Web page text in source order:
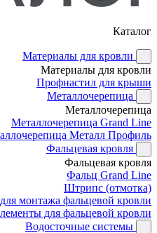
Каталог
Материалы для кровли
Материалы для кровли
Профнастил для крыши
Металлочерепица
Металлочерепица
Металлочерепица Grand Line
Металл Профиль
Фальцевая кровля
Фальцевая кровля
Фальц Grand Line
Штрипс (отмотка)
монтажа фальцевой кровли
для фальцевой кровли
Водосточные системы